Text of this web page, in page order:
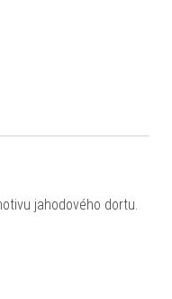
jahodového dortu.